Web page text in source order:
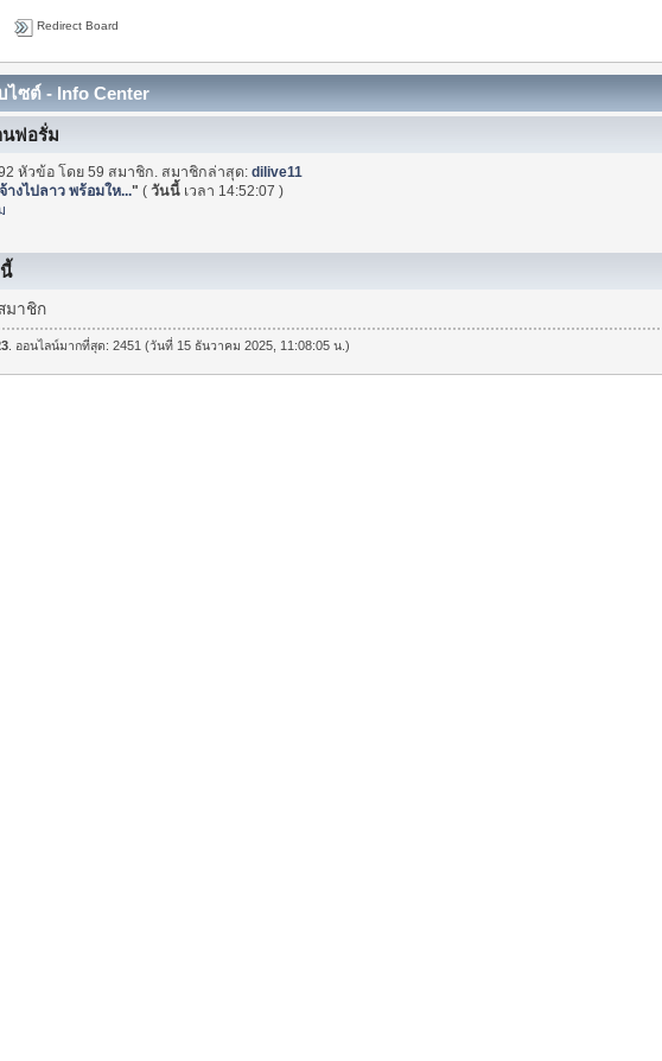
Redirect Board
ไซต์ - Info Center
นฟอรั่ม
หัวข้อ โดย 59 สมาชิก. สมาชิกล่าสุด:dilive11
างไปลาว พร้อมให..." (วันนี้ เวลา 14:52:07 )
มาชิก
. ออนไลน์มากที่สุด: 2451 (วันที่ 15 ธันวาคม 2025, 11:08:05 น.)